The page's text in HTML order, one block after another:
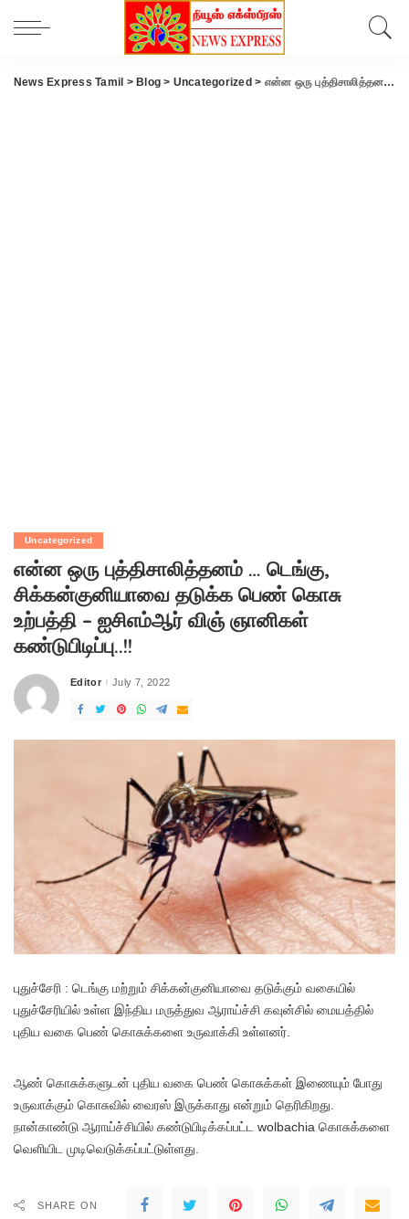
News Express Tamil > Blog > Uncategorized > என்ன ஒரு புத்திசாலித்தனம் … டெங்கு, சிக்கன்குனியாவை தடுக்க பெண் கொசு உற்பத்தி – ஐசிஎம்ஆர் விஞ் ஞானிகள் கண்டுபிடிப்பு..!!
Uncategorized
என்ன ஒரு புத்திசாலித்தனம் … டெங்கு,
சிக்கன்குனியாவை தடுக்க பெண் கொசு
உற்பத்தி – ஐசிஎம்ஆர் விஞ் ஞானிகள்
கண்டுபிடிப்பு..!!
Posted
Editor July 7, 2022
புதுச்சேரி : டெங்கு மற்றும் சிக்கன்குனியாவை தடுக்கும் வகையில்
புதுச்சேரியில் உள்ள இந்திய மருத்துவ ஆராய்ச்சி கவுன்சில் மையத்தில்
புதிய வகை பெண் கொசுக்களை உருவாக்கி உள்ளனர்.
ஆண் கொசுக்களுடன் புதிய வகை பெண் கொசுக்கள் இணையும் போது
உருவாக்கும் கொசுவில் வைரஸ் இருக்காது என்றும் தெரிகிறது.
நான்காண்டு ஆராய்ச்சியில் கண்டுபிடிக்கப்பட்ட wolbachia கொசுக்களை
வெளியிட முடிவெடுக்கப்பட்டுள்ளது.
SHARE ON